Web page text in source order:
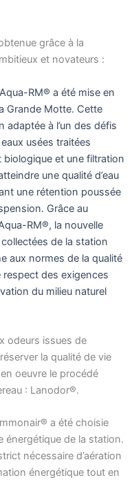
grâce à la
et novateurs :
RM® a été mise en
Grande Motte. Cette
à l’un des défis
usées traitées
biologique et une filtration
une qualité d’eau
une rétention poussée
Grâce au
RM®, la nouvelle
de la station
aux normes de la qualité
respect des exigences
du milieu naturel
odeurs issues de
la qualité de vie
oeuvre le procédé
: Lanodor®.
a été choisie
énergétique de la station.
nécessaire d’aération
énergétique tout en